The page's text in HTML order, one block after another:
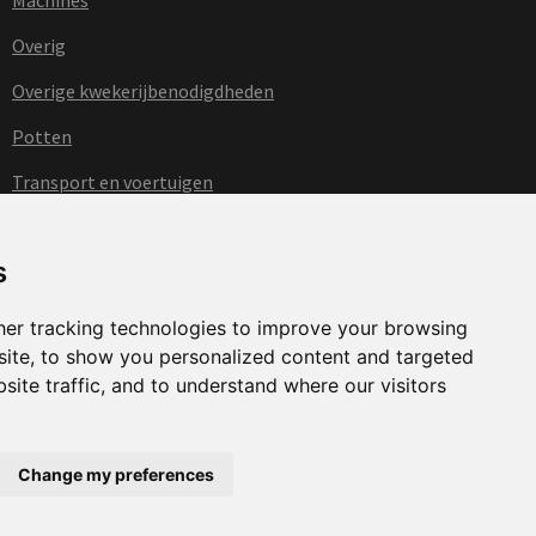
tracking technologies to improve your browsing
to show you personalized content and targeted
traffic, and to understand where our visitors
Change my preferences
Overig
Overige kwekerijbenodigdheden
Potten
Transport en voertuigen